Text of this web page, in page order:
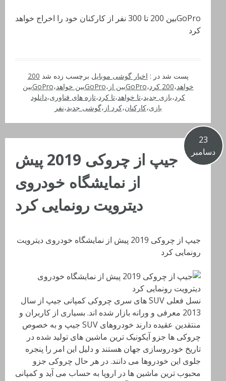
GoProبین 200 تا 300 نفر از کارکنان خود را اخراج خواهد
کرد
پست شد در :اخبار گوشی موبایل برچسب زده شد200
خواهد،200 کرد ،GoProبین از ، GoProبین خواهد ،
GoProبین
کرد ،بازی جدید،تا خواهد،تا کرد ،تازه های فناوری،دانلود
بازی،کارکنان،کرد از، گوشی جدید،نفر
23
دسامبر
جیپ از چروکی 2019 پیش
از نمایشگاه خودروی
دیترویت رونمایی کرد
جیپ از چروکی 2019 پیش از نمایشگاه خودروی دیترویت
رونمایی کرد
نسل فعلی SUV های سری چروکی کمپانی جیپ از سال
2013 معرفی و ورانه بازار شده اند. بسیاری از کاربران و
منتقدین عقیده دارند خودروهای SUV جیپ و به خصوص
چروکی ها جزو آیکونیک ترین ماشین های تولید شده در
تاریخ خودروسازی جهان هستند و دلیل این امر را پنجره
جلوی این خودروها می دانند. در هر حال چروکی جزو
محبوب ترین ماشین ها در اروپا به حساب می آید و کمپانی